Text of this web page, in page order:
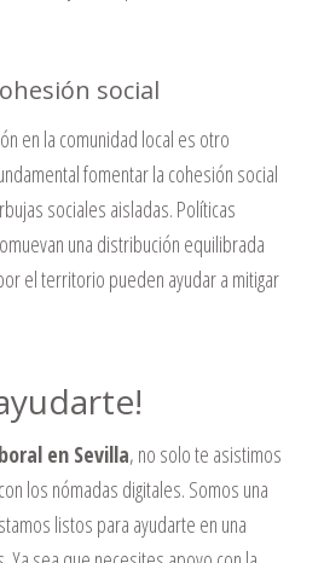
social
en la comunidad local es otro
fomentar la cohesión social
sociales aisladas. Políticas
una distribución equilibrada
el territorio pueden ayudar a mitigar
en Sevilla, no solo te asistimos
los nómadas digitales. Somos una
listos para ayudarte en una